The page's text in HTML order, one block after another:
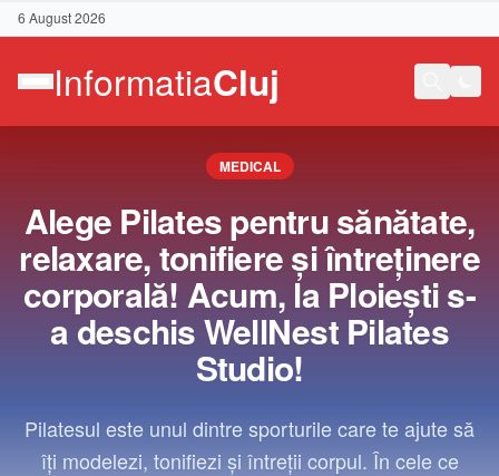
6 August 2026
Contact
MEDICAL
Alege Pilates pentru sănătate,
relaxare, tonifiere și întreținere
corporală! Acum, la Ploiești s-
a deschis WellNest Pilates
Studio!
Pilatesul este unul dintre sporturile care te ajute să
îți modelezi, tonifiezi și întreții corpul. În cele ce